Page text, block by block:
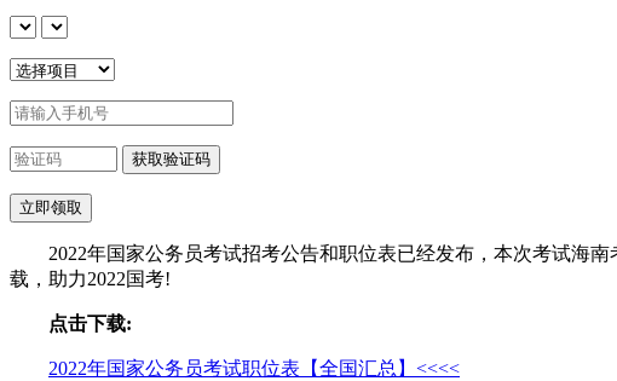
2022年国家公务员考试招考公告和职位表已经发布，本次考试海
载，助力2022国考!
点击下载:
2022年国家公务员考试职位表【全国汇总】<<<<